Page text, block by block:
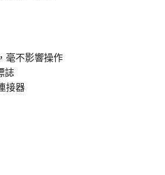
毫不影響操作
誌
接器